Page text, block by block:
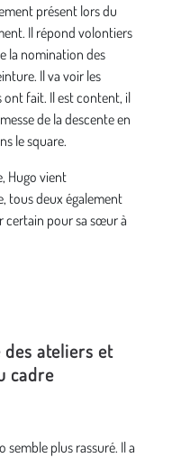
présent lors du
Il répond volontiers
la nomination des
Il va voir les
ont fait. Il est content, il
de la descente en
le square.
Hugo vient
tous deux également
certain pour sa sœur à
ateliers et
cadre
semble plus rassuré. Il a